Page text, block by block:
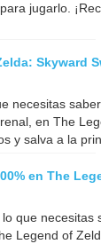
jugarlo.
Skyward
necesitas
en The
y salva a la
en The
que necesitas
Legend of